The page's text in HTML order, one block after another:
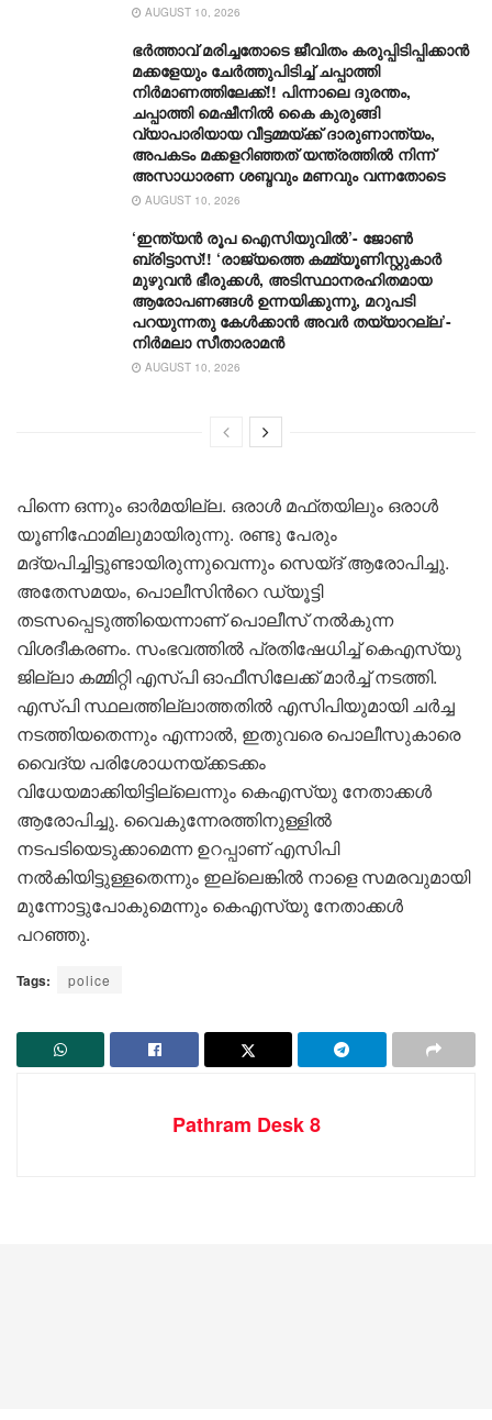
AUGUST 10, 2026
ഭർത്താവ് മരിച്ചതോടെ ജീവിതം കരുപ്പിടിപ്പിക്കാൻ
മക്കളേയും ചേർത്തുപിടിച്ച് ചപ്പാത്തി
നിർമാണത്തിലേക്ക്!! പിന്നാലെ ദുരന്തം,
ചപ്പാത്തി മെഷീനിൽ കൈ കുരുങ്ങി
വ്യാപാരിയായ വീട്ടമ്മയ്ക്ക് ദാരുണാന്ത്യം,
അപകടം മക്കളറിഞ്ഞത് യന്ത്രത്തിൽ നിന്ന്
അസാധാരണ ശബ്ദവും മണവും വന്നതോടെ
AUGUST 10, 2026
‘ഇന്ത്യൻ രൂപ ഐസിയുവിൽ’- ജോൺ
ബ്രിട്ടാസ്!! ‘രാജ്യത്തെ കമ്മ്യൂണിസ്റ്റുകാർ
മുഴുവൻ ഭീരുക്കൾ, അടിസ്ഥാനരഹിതമായ
ആരോപണങ്ങൾ ഉന്നയിക്കുന്നു, മറുപടി
പറയുന്നതു കേൾക്കാൻ അവർ തയ്യാറല്ല’-
നിർമലാ സീതാരാമൻ
AUGUST 10, 2026
പിന്നെ ഒന്നും ഓര്‍മയില്ല. ഒരാള്‍ മഫ്തയിലും ഒരാള്‍
യൂണിഫോമിലുമായിരുന്നു. രണ്ടു പേരും
മദ്യപിച്ചിട്ടുണ്ടായിരുന്നുവെന്നും സെയ്ദ് ആരോപിച്ചു.
അതേസമയം, പൊലീസിന്‍റെ ഡ്യൂട്ടി
തടസപ്പെടുത്തിയെന്നാണ് പൊലീസ് നൽകുന്ന
വിശദീകരണം. സംഭവത്തിൽ പ്രതിഷേധിച്ച് കെഎസ്‍യു
ജില്ലാ കമ്മിറ്റി എസ്‍പി ഓഫീസിലേക്ക് മാര്‍ച്ച് നടത്തി.
എസ്‍പി സ്ഥലത്തില്ലാത്തതിൽ എസിപിയുമായി ചര്‍ച്ച
നടത്തിയതെന്നും എന്നാൽ, ഇതുവരെ പൊലീസുകാരെ
വൈദ്യ പരിശോധനയ്ക്കടക്കം
വിധേയമാക്കിയിട്ടില്ലെന്നും കെഎസ്‍യു നേതാക്കള്‍
ആരോപിച്ചു. വൈകുന്നേരത്തിനുള്ളിൽ
നടപടിയെടുക്കാമെന്ന ഉറപ്പാണ് എസിപി
നൽകിയിട്ടുള്ളതെന്നും ഇല്ലെങ്കിൽ നാളെ സമരവുമായി
മുന്നോട്ടുപോകുമെന്നും കെഎസ്‍യു നേതാക്കള്‍
പറഞ്ഞു.
Tags: police
Pathram Desk 8